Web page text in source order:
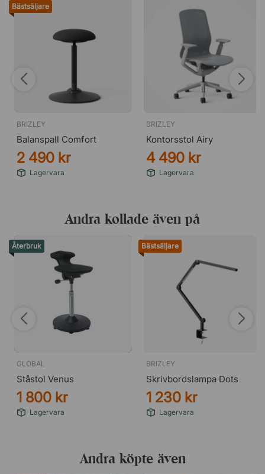
Bästsäljare
BRIZLEY
Balanspall Comfort
2 490 kr
Lagervara
BRIZLEY
Kontorsstol Airy
4 490 kr
Lagervara
Andra kollade även på
Återbruk
GLOBAL
Ståstol Venus
1 800 kr
Lagervara
Bästsäljare
BRIZLEY
Skrivbordslampa Dots
1 230 kr
Lagervara
Andra köpte även